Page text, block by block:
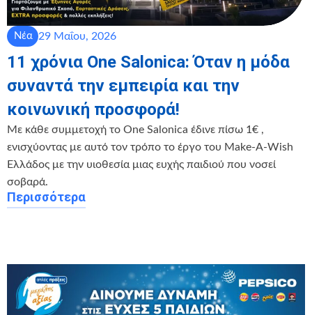
Νέα 29 Μαΐου, 2026
11 χρόνια One Salonica: Όταν η μόδα
συναντά την εμπειρία και την
κοινωνική προσφορά!
Με κάθε συμμετοχή το One Salonica έδινε πίσω 1€ ,
ενισχύοντας με αυτό τον τρόπο το έργο του Make-A-Wish
Ελλάδος με την υιοθεσία μιας ευχής παιδιού που νοσεί
σοβαρά.
Περισσότερα